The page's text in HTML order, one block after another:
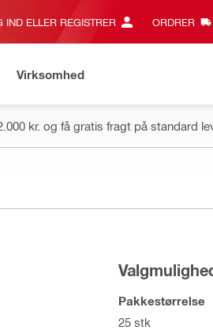
IND ELLER REGISTRER ORDRER
Virksomhed
kr. og få gratis fragt på standard
Pakkestørrelse
25 stk